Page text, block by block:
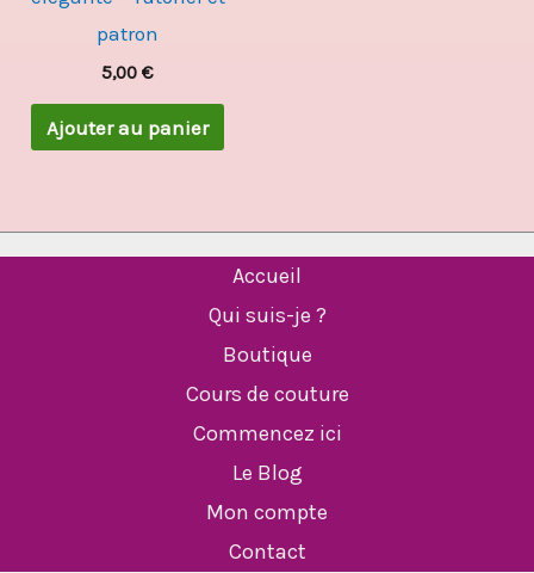
patron
5,00 €
Ajouter au panier
Accueil
Qui suis-je ?
Boutique
Cours de couture
Commencez ici
Le Blog
Mon compte
Contact